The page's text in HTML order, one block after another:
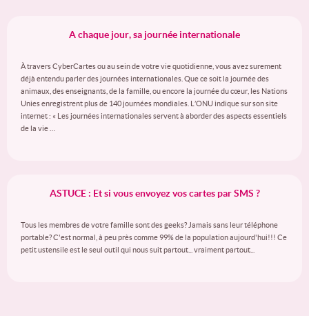
A chaque jour, sa journée internationale
À travers CyberCartes ou au sein de votre vie quotidienne, vous avez surement
déjà entendu parler des journées internationales. Que ce soit la journée des
animaux, des enseignants, de la famille, ou encore la journée du cœur, les Nations
Unies enregistrent plus de 140 journées mondiales. L’ONU indique sur son site
internet : « Les journées internationales servent à aborder des aspects essentiels
de la vie …
ASTUCE : Et si vous envoyez vos cartes par SMS ?
Tous les membres de votre famille sont des geeks? Jamais sans leur téléphone
portable? C'est normal, à peu près comme 99% de la population aujourd'hui!!! Ce
petit ustensile est le seul outil qui nous suit partout... vraiment partout...